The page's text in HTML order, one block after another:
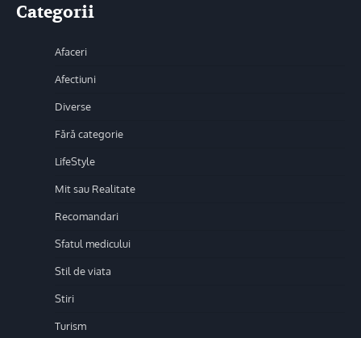
Categorii
Afaceri
Afectiuni
Diverse
Fără categorie
LifeStyle
Mit sau Realitate
Recomandari
Sfatul medicului
Stil de viata
Stiri
Turism